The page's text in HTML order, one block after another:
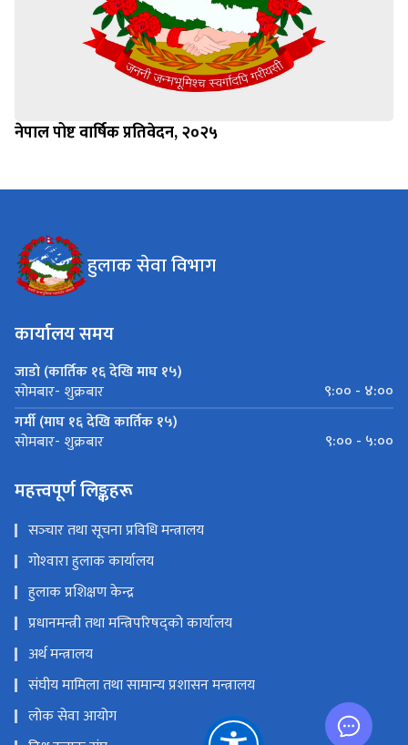
नेपाल पोष्ट वार्षिक प्रतिवेदन, २०२५
हुलाक सेवा विभाग
कार्यालय समय
जाडो (कार्तिक १६ देखि माघ १५)
सोमबार- शुक्रबार
९:०० - ४:००
गर्मी (माघ १६ देखि कार्तिक १५)
सोमबार- शुक्रबार ९:०० - ५:००
महत्त्वपूर्ण लिङ्कहरू
सञ्‍चार तथा सूचना प्रविधि मन्त्रालय
गोश्‍वारा हुलाक कार्यालय
हुलाक प्रशिक्षण केन्द्र
प्रधानमन्त्री तथा मन्त्रिपरिषद्को कार्यालय
अर्थ मन्त्रालय
संघीय मामिला तथा सामान्य प्रशासन मन्त्रालय
लोक सेवा आयोग